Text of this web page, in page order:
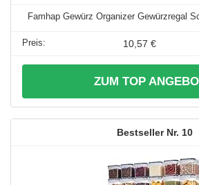
Famhap Gewürz Organizer Gewürzregal
10,57 €
ZUM TOP
10